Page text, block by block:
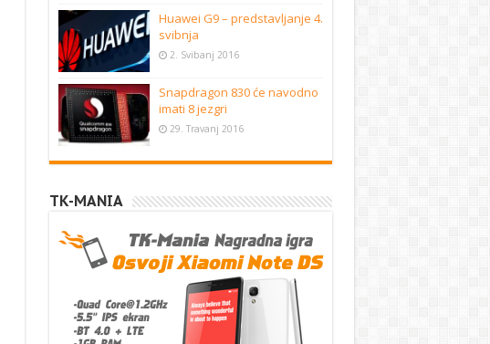
Huawei G9 – predstavljanje 4.
svibnja
2. Svibanj 2016
Snapdragon 830 će navodno
imati 8 jezgri
29. Travanj 2016
TK-MANIA